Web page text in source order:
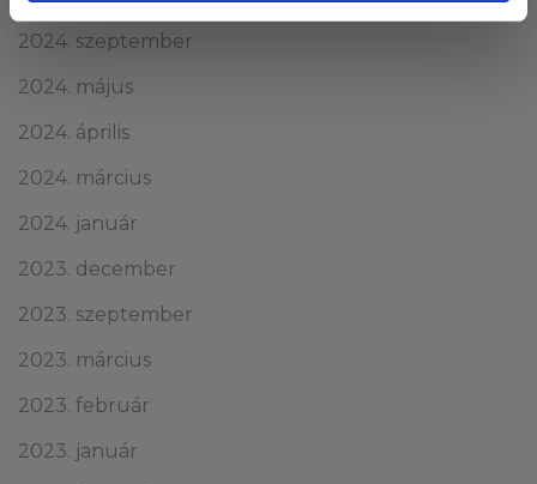
2024. szeptember
2024. május
2024. április
2024. március
2024. január
2023. december
2023. szeptember
2023. március
2023. február
2023. január